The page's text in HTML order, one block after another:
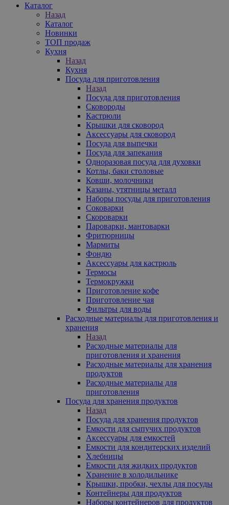
Каталог
Назад
Каталог
Новинки
ТОП продаж
Кухня
Назад
Кухня
Посуда для приготовления
Назад
Посуда для приготовления
Сковороды
Кастрюли
Крышки для сковород
Аксессуары для сковород
Посуда для выпечки
Посуда для запекания
Одноразовая посуда для духовки
Котлы, баки столовые
Ковши, молочники
Казаны, утятницы металл
Наборы посуды для приготовления
Соковарки
Скороварки
Пароварки, мантоварки
Фритюрницы
Мармиты
Фондю
Аксессуары для кастрюль
Термосы
Термокружки
Приготовление кофе
Приготовление чая
Фильтры для воды
Расходные материалы для приготовления и
хранения
Назад
Расходные материалы для
приготовления и хранения
Расходные материалы для хранения
продуктов
Расходные материалы для
приготовления
Посуда для хранения продуктов
Назад
Посуда для хранения продуктов
Емкости для сыпучих продуктов
Аксессуары для емкостей
Емкости для кондитерских изделий
Хлебницы
Емкости для жидких продуктов
Хранение в холодильнике
Крышки, пробки, чехлы для посуды
Контейнеры для продуктов
Наборы контейнеров для продуктов